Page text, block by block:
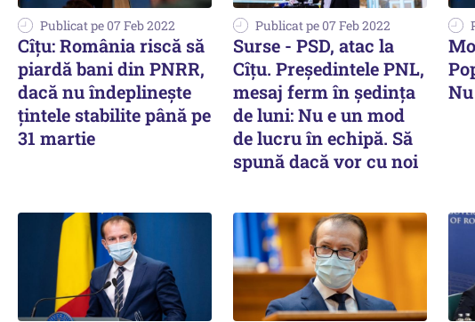
Publicat pe 07 Feb 2022
Cîţu: România riscă să
piardă bani din PNRR,
dacă nu îndeplineşte
ţintele stabilite până pe
31 martie
Publicat pe 07 Feb 2022
Surse - PSD, atac la
Cîțu. Președintele PNL,
mesaj ferm în ședința
de luni: Nu e un mod
de lucru în echipă. Să
spună dacă vor cu noi